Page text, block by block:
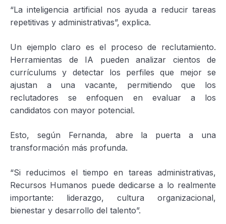
“La inteligencia artificial nos ayuda a reducir tareas
repetitivas y administrativas”, explica.
Un ejemplo claro es el proceso de reclutamiento.
Herramientas de IA pueden analizar cientos de
currículums y detectar los perfiles que mejor se
ajustan a una vacante, permitiendo que los
reclutadores se enfoquen en evaluar a los
candidatos con mayor potencial.
Esto, según Fernanda, abre la puerta a una
transformación más profunda.
“Si reducimos el tiempo en tareas administrativas,
Recursos Humanos puede dedicarse a lo realmente
importante: liderazgo, cultura organizacional,
bienestar y desarrollo del talento”.